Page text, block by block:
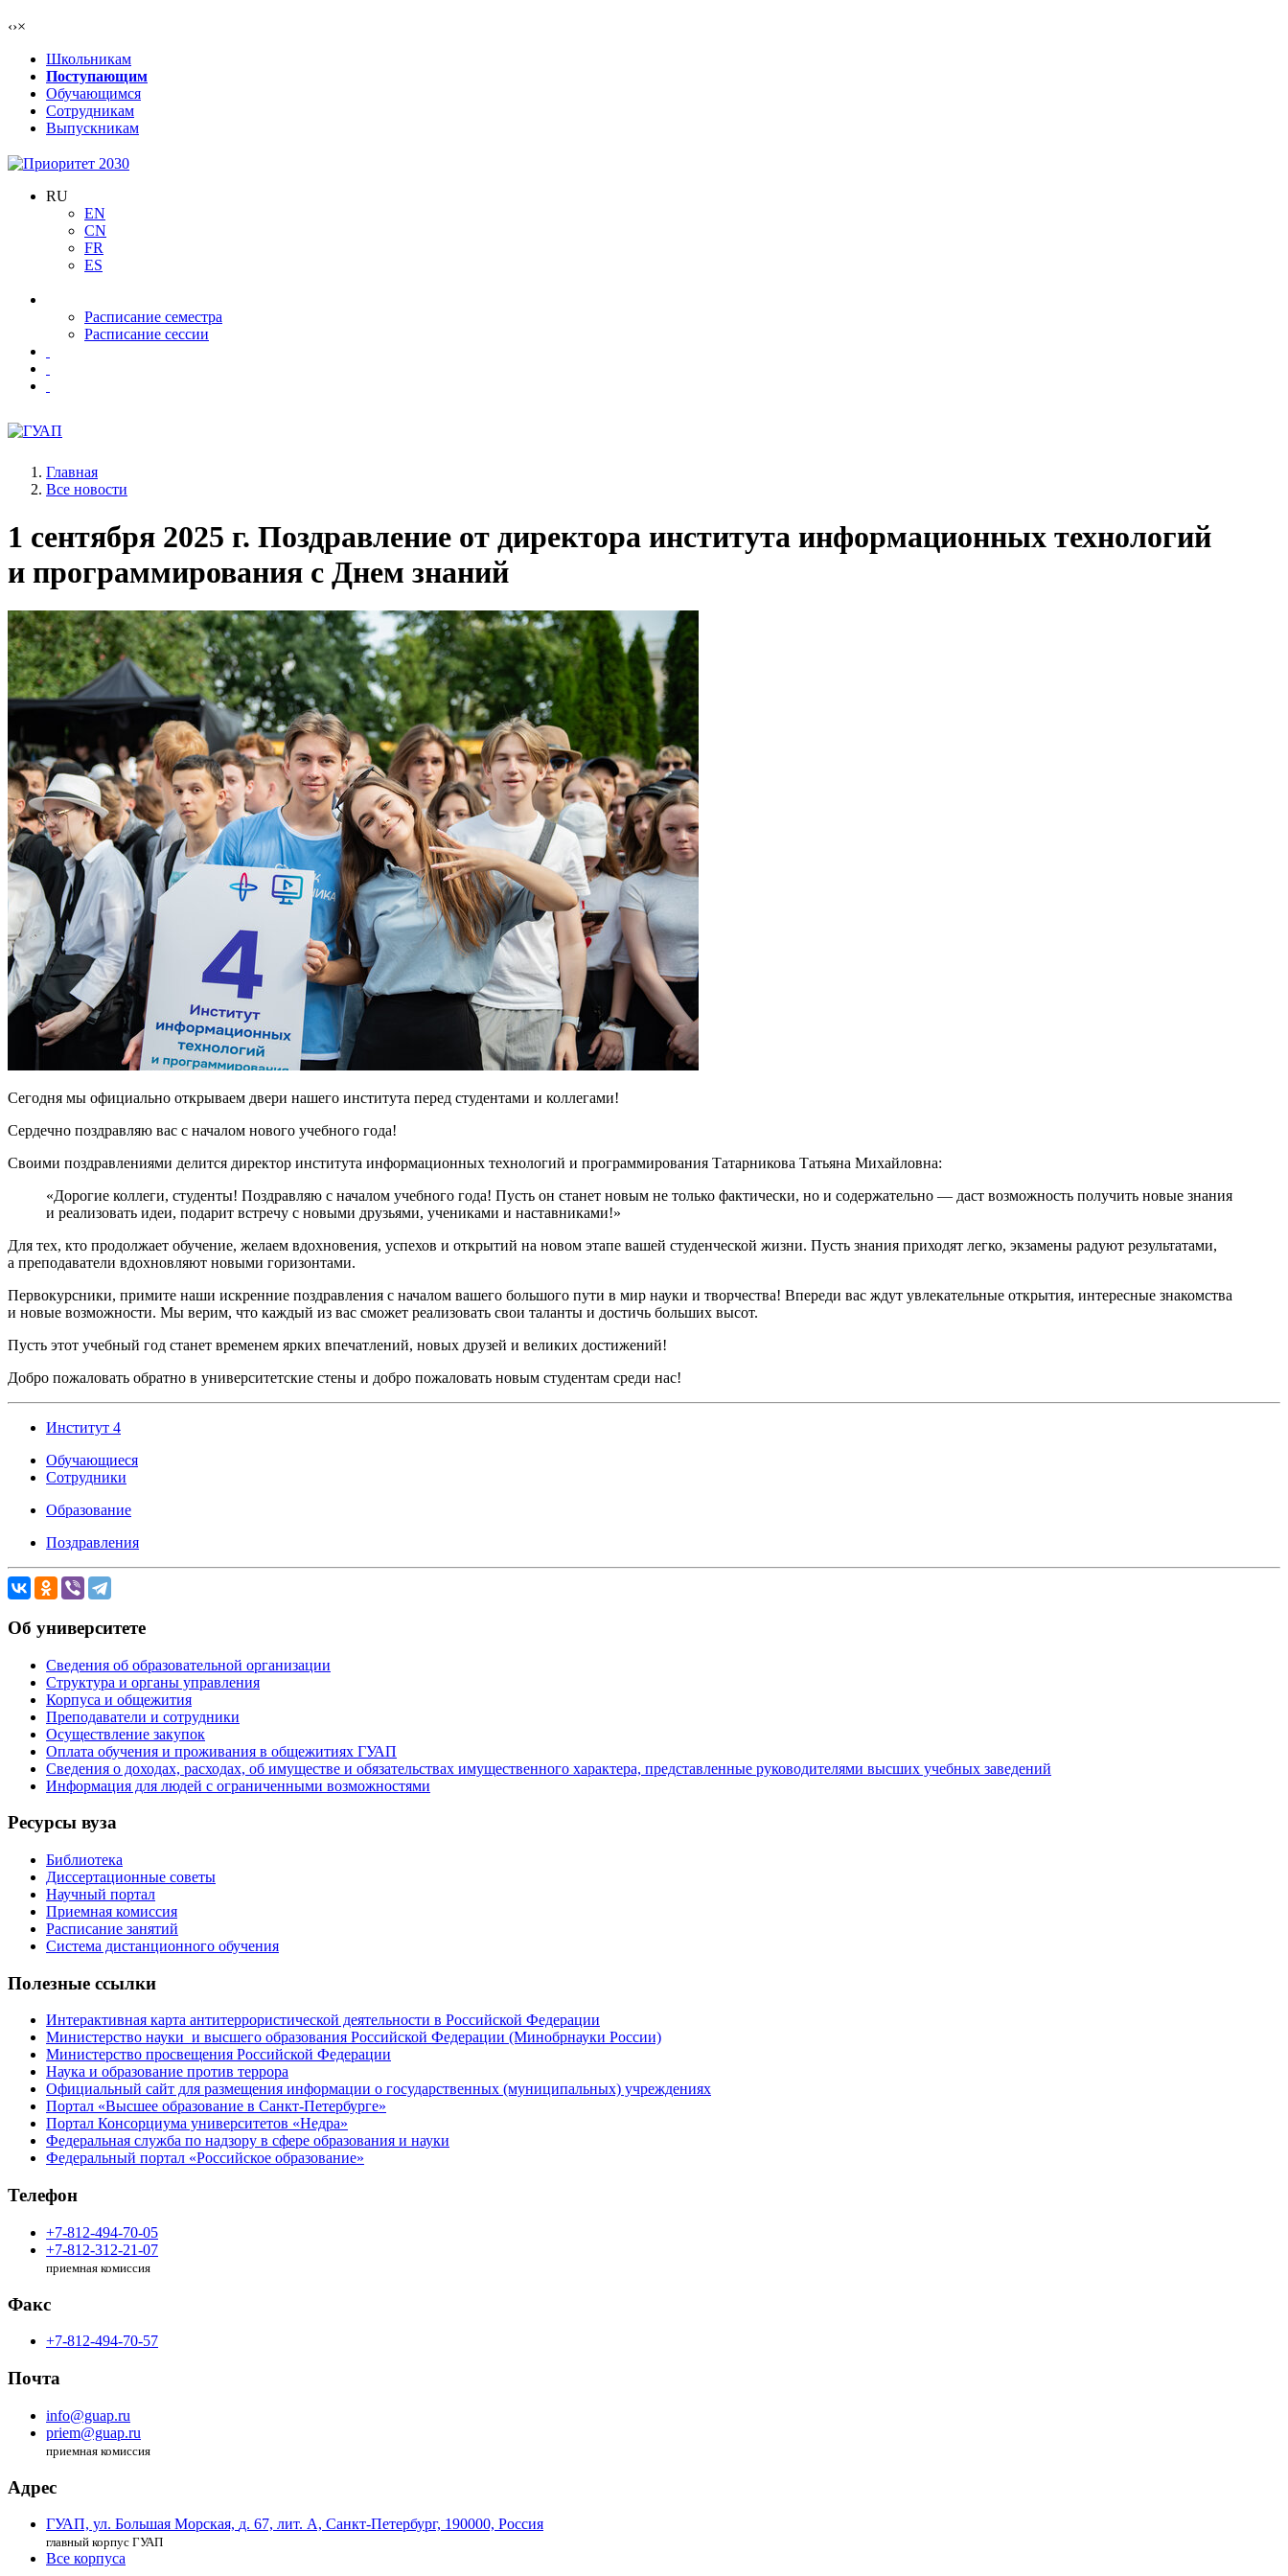
‹›×
Школьникам
Поступающим
Обучающимся
Сотрудникам
Выпускникам
RU
EN
CN
FR
ES
Расписание семестра
Расписание сессии
Главная
Все новости
1 сентября 2025 г. Поздравление от директора института информационных технологий
и программирования с Днем знаний
Сегодня мы официально открываем двери нашего института перед студентами и коллегами!
Сердечно поздравляю вас с началом нового учебного года!
Своими поздравлениями делится директор института информационных технологий и программирования Татарникова Татьяна Михайловна:
«Дорогие коллеги, студенты! Поздравляю с началом учебного года! Пусть он станет новым не только фактически, но и содержательно — даст возможность получить новые знания
и реализовать идеи, подарит встречу с новыми друзьями, учениками и наставниками!»
Для тех, кто продолжает обучение, желаем вдохновения, успехов и открытий на новом этапе вашей студенческой жизни. Пусть знания приходят легко, экзамены радуют результатами,
а преподаватели вдохновляют новыми горизонтами.
Первокурсники, примите наши искренние поздравления с началом вашего большого пути в мир науки и творчества! Впереди вас ждут увлекательные открытия, интересные знакомства
и новые возможности. Мы верим, что каждый из вас сможет реализовать свои таланты и достичь больших высот.
Пусть этот учебный год станет временем ярких впечатлений, новых друзей и великих достижений!
Добро пожаловать обратно в университетские стены и добро пожаловать новым студентам среди нас!
Институт 4
Обучающиеся
Сотрудники
Образование
Поздравления
Об университете
Сведения об образовательной организации
Структура и органы управления
Корпуса и общежития
Преподаватели и сотрудники
Осуществление закупок
Оплата обучения и проживания в общежитиях ГУАП
Сведения о доходах, расходах, об имуществе и обязательствах имущественного характера, представленные руководителями высших учебных заведений
Информация для людей с ограниченными возможностями
Ресурсы вуза
Библиотека
Диссертационные советы
Научный портал
Приемная комиссия
Расписание занятий
Система дистанционного обучения
Полезные ссылки
Интерактивная карта антитеррористической деятельности в Российской Федерации
Министерство науки и высшего образования Российской Федерации (Минобрнауки России)
Министерство просвещения Российской Федерации
Наука и образование против террора
Официальный сайт для размещения информации о государственных (муниципальных) учреждениях
Портал «Высшее образование в Санкт-Петербурге»
Портал Консорциума университетов «Недра»
Федеральная служба по надзору в сфере образования и науки
Федеральный портал «Российское образование»
Телефон
+7-812-494-70-05
+7-812-312-21-07
приемная комиссия
Факс
+7-812-494-70-57
Почта
info@guap.ru
priem@guap.ru
приемная комиссия
Адрес
ГУАП, ул. Большая Морская, д. 67, лит. А, Санкт-Петербург, 190000, Россия
главный корпус ГУАП
Все корпуса